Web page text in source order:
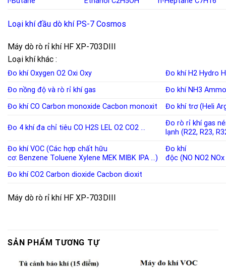
Loại khí đầu dò khí PS-7 Cosmos
Máy dò rò rỉ khí HF XP-703DIII
Loại khí khác :
Đo khí Oxygen O2 Oxi Oxy Đo khí H2 Hydro
Đo nồng độ và rò rỉ khí gas Đo khí NH3
Đo khí CO Carbon monoxide Cacbon monoxit Đo khí trơ (Heli
Đo 4 khí đa chỉ tiêu CO H2S LEL O2 CO2 …
Đo rò rỉ khí gas
lạnh (R22, R23,
Đo khí VOC (Các hợp chất hữu
cơ: Benzene Toluene Xylene MEK MIBK IPA …)
Đo khí
độc (NO NO2 NOx
Đo khí CO2 Carbon dioxide Cacbon dioxit
Máy dò rò rỉ khí HF XP-703DIII
SẢN PHẨM TƯƠNG TỰ